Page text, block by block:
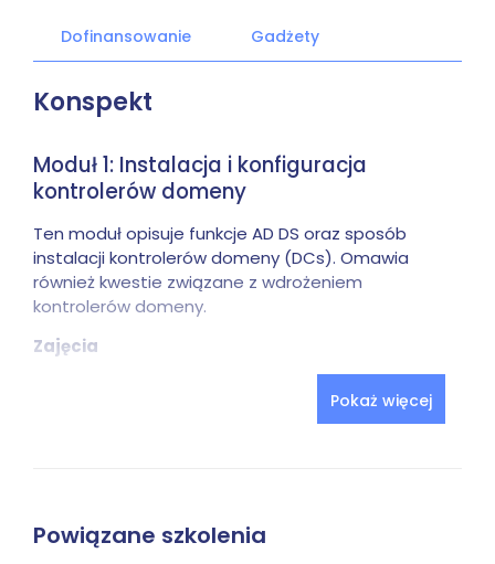
Dofinansowanie Gadżety
Konspekt
Moduł 1: Instalacja i konfiguracja
kontrolerów domeny
Ten moduł opisuje funkcje AD DS oraz sposób
instalacji kontrolerów domeny (DCs). Omawia
również kwestie związane z wdrożeniem
kontrolerów domeny.
Zajęcia
Omówienie kontrolerów domeny AD DS
Wdrażanie AD DS
Wdrażanie kontrolerów domeny poprzez
Pokaż więcej
Powiązane szkolenia